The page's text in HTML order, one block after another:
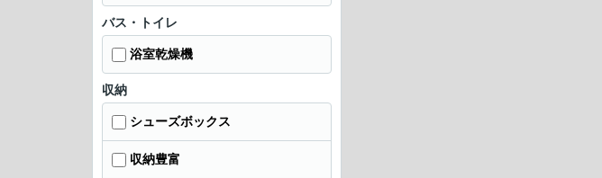
バス・トイレ
浴室乾燥機
収納
シューズボックス
収納豊富